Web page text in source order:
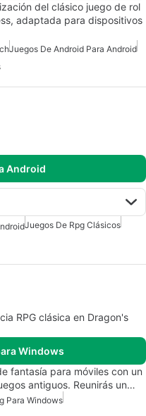
del clásico juego de rol
adaptada para dispositivos
Juegos De Android Para Android
Android
Juegos De Rpg Clásicos
RPG clásica en Dragon's
Windows
fantasía para móviles con un
antiguos. Reunirás un…
Para Windows